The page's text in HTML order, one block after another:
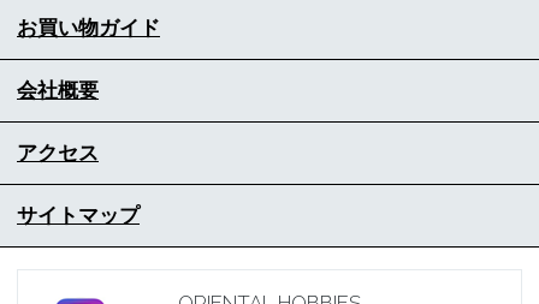
お買い物ガイド
会社概要
アクセス
サイトマップ